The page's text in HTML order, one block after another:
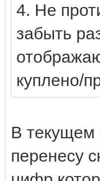
4. Не
забыть
куплено/
В текущем
перенесу